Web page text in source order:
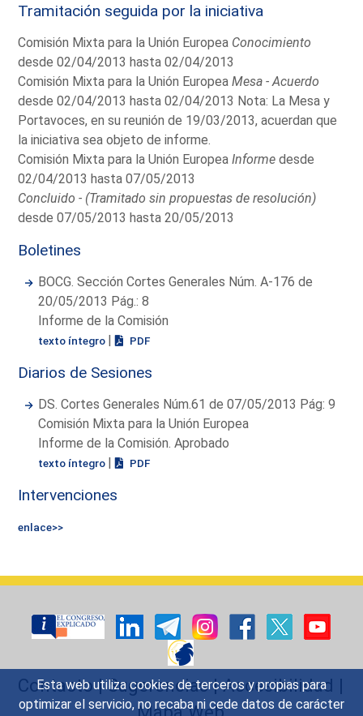
Esta web utiliza cookies de terceros y propias para
optimizar el servicio, no recaba ni cede datos de carácter
Tramitación seguida por la iniciativa
Comisión Mixta para la Unión Europea Conocimiento
desde 02/04/2013 hasta 02/04/2013
Comisión Mixta para la Unión EuropeaMesa - Acuerdo
desde 02/04/2013 hasta 02/04/2013 Nota: La Mesa y
Portavoces, en su reunión de 19/03/2013, acuerdan que
la iniciativa sea objeto de informe.
Comisión Mixta para la Unión EuropeaInforme desde
02/04/2013 hasta 07/05/2013
Concluido - (Tramitado sin propuestas de resolución)
desde 07/05/2013 hasta 20/05/2013
Boletines
BOCG. Sección Cortes Generales Núm. A-176 de
20/05/2013 Pág.: 8
Informe de la Comisión
texto íntegro | PDF
Diarios de Sesiones
DS. Cortes Generales Núm.61 de 07/05/2013 Pág: 9
Comisión Mixta para la Unión Europea
Informe de la Comisión. Aprobado
texto íntegro | PDF
Intervenciones
enlace>>
Contacto|Sugerencias|Accesibilidad |
Mapa Web